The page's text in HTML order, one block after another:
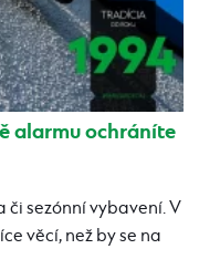
alarmu ochráníte
či sezónní vybavení. V
věcí, než by se na